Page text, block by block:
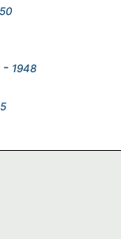
- 1948